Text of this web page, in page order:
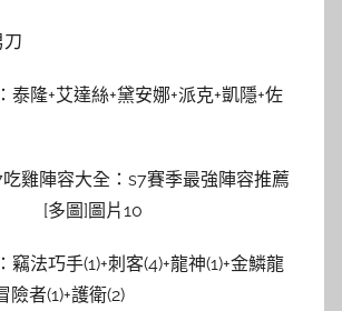
泰隆+艾達絲+黛安娜+派克+凱隱+佐
竊法巧手(1)+刺客(4)+龍神(1)+金鱗龍
險者(1)+護衛(2)